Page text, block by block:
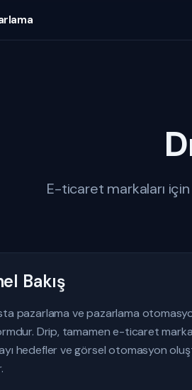
E-ticaret markaları
Bakış
pazarlama ve pazarlama
Drip, tamamen e-ticaret
hedefler ve görsel otomasyon